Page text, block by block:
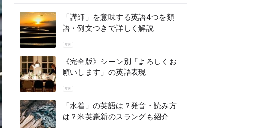
「講師」を意味する英語4つを類
語・例文つきで詳しく解説
英訳
《完全版》シーン別「よろしくお
願いします」の英語表現
英訳
「水着」の英語は？発音・読み方
は？米英豪新のスラングも紹介